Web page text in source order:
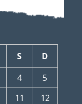
S
D
4
5
11
12